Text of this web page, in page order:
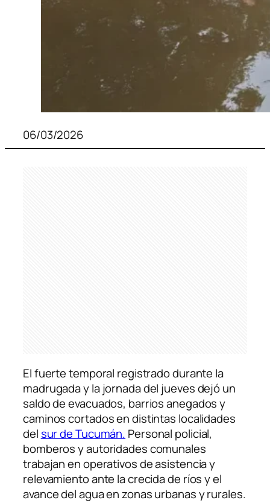
06/03/2026
El fuerte temporal registrado durante la
madrugada y la jornada del jueves dejó un
saldo de evacuados, barrios anegados y
caminos cortados en distintas localidades
delsur de Tucumán. Personal policial,
bomberos y autoridades comunales
trabajan en operativos de asistencia y
relevamiento ante la crecida de ríos y el
avance del agua en zonas urbanas y rurales.